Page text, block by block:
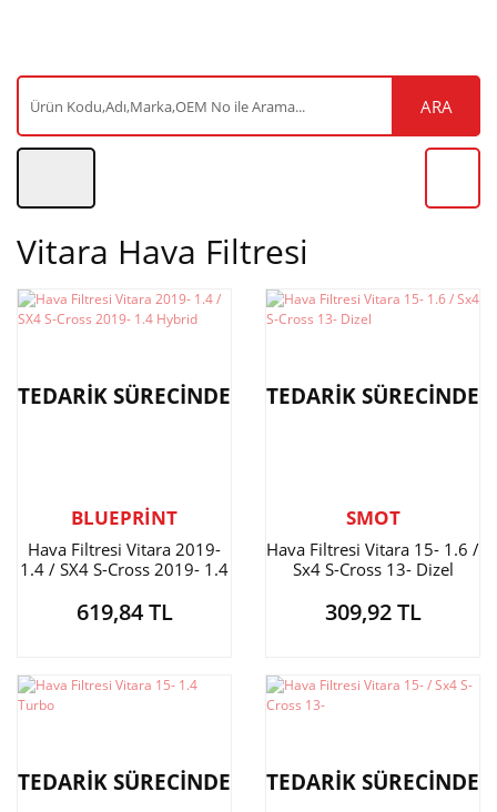
ARA
Vitara Hava Filtresi
TEDARİK SÜRECİNDE
BLUEPRİNT
Hava Filtresi Vitara 2019-
1.4 / SX4 S-Cross 2019- 1.4
619,84 TL
TEDARİK SÜRECİNDE
SMOT
Hava Filtresi Vitara 15- 1.6 /
Sx4 S-Cross 13- Dizel
309,92 TL
TEDARİK SÜRECİNDE TEDARİK SÜRECİNDE